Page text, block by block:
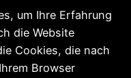
um Ihre Erfahrung
die Website
Cookies, die nach
Browser